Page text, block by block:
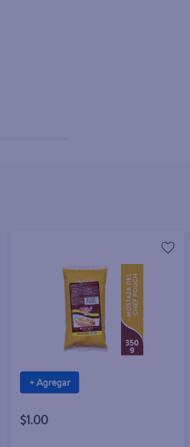
+ Agregar
$1.00